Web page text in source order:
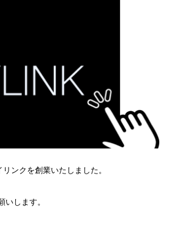
ンクを創業いたしました。
いします。